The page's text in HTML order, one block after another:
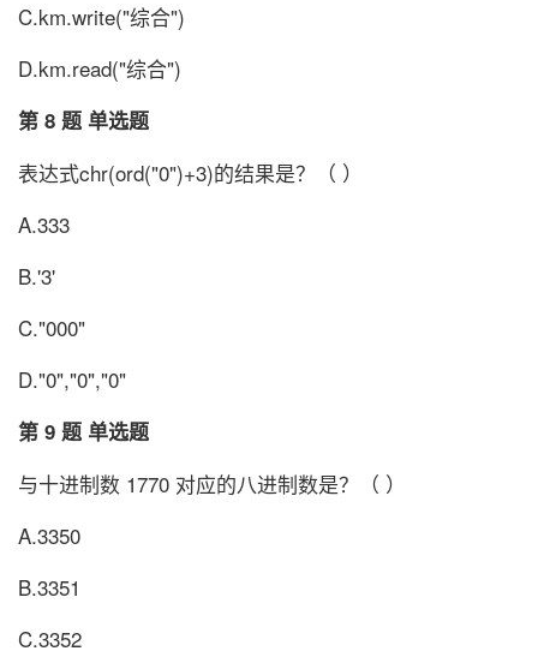
C.km.write("综合")
D.km.read("综合")
第 8 题 单选题
表达式chr(ord("0")+3)的结果是？（ ）
A.333
B.'3'
C."000"
D."0","0","0"
第 9 题 单选题
与十进制数 1770 对应的八进制数是？（ ）
A.3350
B.3351
C.3352